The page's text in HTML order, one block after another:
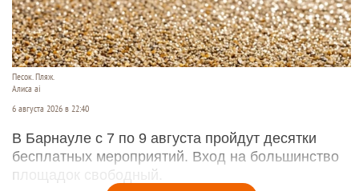
Песок. Пляж.
Алиса ai
6 августа 2026 в 22:40
В Барнауле с 7 по 9 августа пройдут десятки
бесплатных мероприятий. Вход на большинство
площадок свободный.